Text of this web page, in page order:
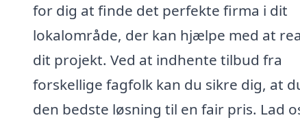
for dig at finde det perfekte firma i dit
lokalområde, der kan hjælpe med at
dit projekt. Ved at indhente tilbud fra
forskellige fagfolk kan du sikre dig, at
den bedste løsning til en fair pris. Lad